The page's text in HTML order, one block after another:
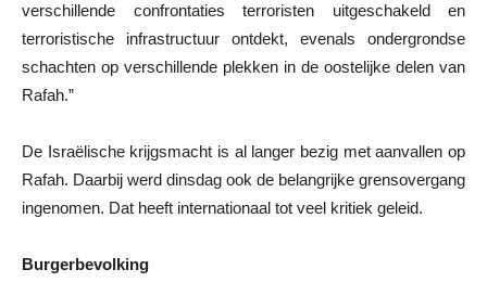
verschillende confrontaties terroristen uitgeschakeld en
terroristische infrastructuur ontdekt, evenals ondergrondse
schachten op verschillende plekken in de oostelijke delen van
Rafah.”
De Israëlische krijgsmacht is al langer bezig met aanvallen op
Rafah. Daarbij werd dinsdag ook de belangrijke grensovergang
ingenomen. Dat heeft internationaal tot veel kritiek geleid.
Burgerbevolking